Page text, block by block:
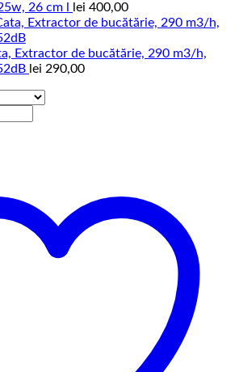
26 cm l
lei 400,00
Extractor de bucătărie, 290 m3/h,
lei 290,00